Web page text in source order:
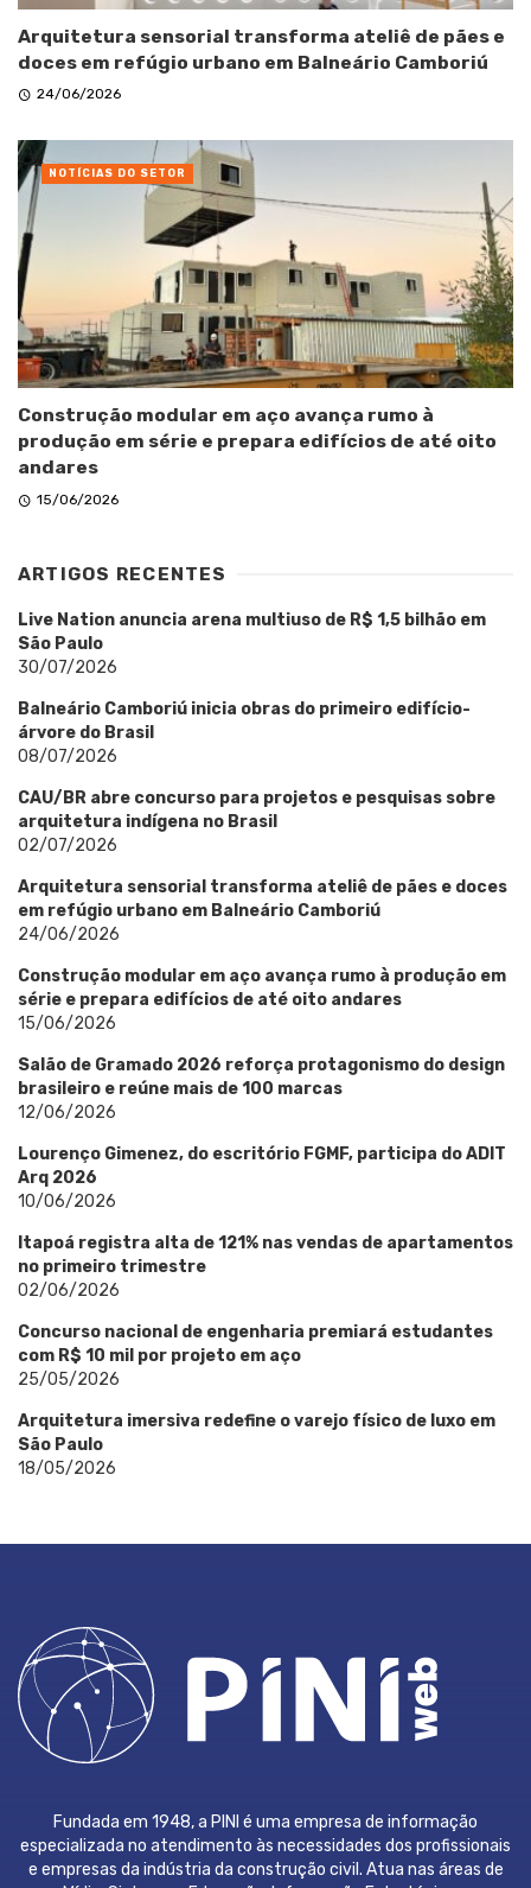
Arquitetura sensorial transforma ateliê de pães e
doces em refúgio urbano em Balneário Camboriú
24/06/2026
Construção modular em aço avança rumo à
produção em série e prepara edifícios de até oito
andares
15/06/2026
NOTÍCIAS DO SETOR
ARTIGOS RECENTES
Live Nation anuncia arena multiuso de R$ 1,5 bilhão em
São Paulo
30/07/2026
Balneário Camboriú inicia obras do primeiro edifício-
árvore do Brasil
08/07/2026
CAU/BR abre concurso para projetos e pesquisas sobre
arquitetura indígena no Brasil
02/07/2026
Arquitetura sensorial transforma ateliê de pães e doces
em refúgio urbano em Balneário Camboriú
24/06/2026
Construção modular em aço avança rumo à produção em
série e prepara edifícios de até oito andares
15/06/2026
Salão de Gramado 2026 reforça protagonismo do design
brasileiro e reúne mais de 100 marcas
12/06/2026
Lourenço Gimenez, do escritório FGMF, participa do ADIT
Arq 2026
10/06/2026
Itapoá registra alta de 121% nas vendas de apartamentos
no primeiro trimestre
02/06/2026
Concurso nacional de engenharia premiará estudantes
com R$ 10 mil por projeto em aço
25/05/2026
Arquitetura imersiva redefine o varejo físico de luxo em
São Paulo
18/05/2026
Fundada em 1948, a PINI é uma empresa de informação
especializada no atendimento às necessidades dos profissionais
e empresas da indústria da construção civil. Atua nas áreas de